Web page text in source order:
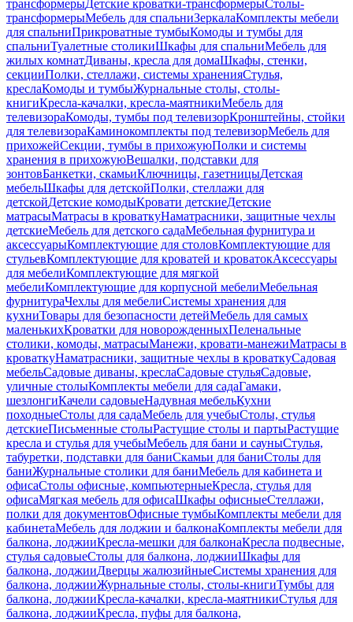
трансформерыДетские кроватки-трансформерыСтолы-
трансформерыМебель для спальниЗеркалаКомплекты мебели
для спальниПрикроватные тумбыКомоды и тумбы для
спальниТуалетные столикиШкафы для спальниМебель для
жилых комнатДиваны, кресла для домаШкафы, стенки,
секцииПолки, стеллажи, системы храненияСтулья,
креслаКомоды и тумбыЖурнальные столы, столы-
книгиКресла-качалки, кресла-маятникиМебель для
телевизораКомоды, тумбы под телевизорКронштейны, стойки
для телевизораКаминокомплекты под телевизорМебель для
прихожейСекции, тумбы в прихожуюПолки и системы
хранения в прихожуюВешалки, подставки для
зонтовБанкетки, скамьиКлючницы, газетницыДетская
мебельШкафы для детскойПолки, стеллажи для
детскойДетские комодыКровати детскиеДетские
матрасыМатрасы в кроваткуНаматрасники, защитные чехлы
детскиеМебель для детского садаМебельная фурнитура и
аксессуарыКомплектующие для столовКомплектующие для
стульевКомплектующие для кроватей и кроватокАксессуары
для мебелиКомплектующие для мягкой
мебелиКомплектующие для корпусной мебелиМебельная
фурнитураЧехлы для мебелиСистемы хранения для
кухниТовары для безопасности детейМебель для самых
маленькихКроватки для новорожденныхПеленальные
столики, комоды, матрасыМанежи, кровати-манежиМатрасы в
кроваткуНаматрасники, защитные чехлы в кроваткуСадовая
мебельСадовые диваны, креслаСадовые стульяСадовые,
уличные столыКомплекты мебели для садаГамаки,
шезлонгиКачели садовыеНадувная мебельКухни
походныеСтолы для садаМебель для учебыСтолы, стулья
детскиеПисьменные столыРастущие столы и партыРастущие
кресла и стулья для учебыМебель для бани и сауныСтулья,
табуретки, подставки для баниСкамьи для баниСтолы для
баниЖурнальные столики для баниМебель для кабинета и
офисаСтолы офисные, компьютерныеКресла, стулья для
офисаМягкая мебель для офисаШкафы офисныеСтеллажи,
полки для документовОфисные тумбыКомплекты мебели для
кабинетаМебель для лоджии и балконаКомплекты мебели для
балкона, лоджииКресла-мешки для балконаКресла подвесные,
стулья садовыеСтолы для балкона, лоджииШкафы для
балкона, лоджииДверцы жалюзийныеСистемы хранения для
балкона, лоджииЖурнальные столы, столы-книгиТумбы для
балкона, лоджииКресла-качалки, кресла-маятникиСтулья для
балкона, лоджииКресла, пуфы для балкона,